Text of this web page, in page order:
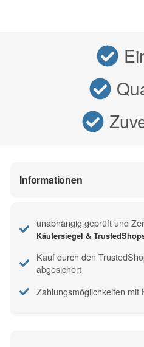
Informationen
unabhängig geprüft und
Käufersiegel &
Kauf durch den
abgesichert
Zahlungsmöglichkeiten mit